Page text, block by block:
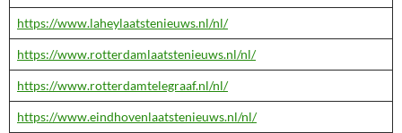
https://www.laheylaatstenieuws.nl/nl/
https://www.rotterdamlaatstenieuws.nl/nl/
https://www.rotterdamtelegraaf.nl/nl/
https://www.eindhovenlaatstenieuws.nl/nl/